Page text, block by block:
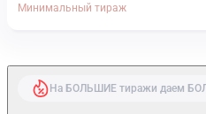
Минимальный тираж
На БОЛЬШИЕ тиражи даем